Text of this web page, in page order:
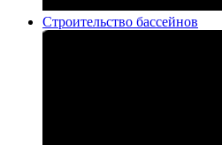
Строительство бассейнов